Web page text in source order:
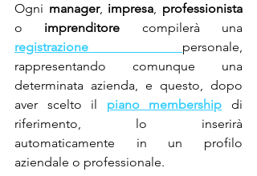
Ogni manager, impresa, professionista
o imprenditore
registrazione personale,
rappresentando comunque una
determinata azienda, e questo, dopo
aver scelto il piano membership di
riferimento, lo inserirà
automaticamente in un profilo
aziendale o professionale.